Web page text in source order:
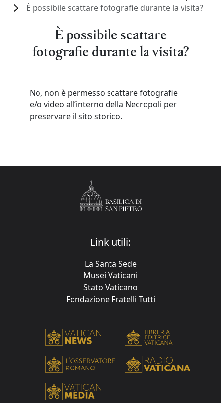
È possibile scattare fotografie durante la visita?
È possibile scattare
fotografie durante la visita?
No, non è permesso scattare fotografie
e/o video all’interno della Necropoli per
preservare il sito storico.
Link utili:
La Santa Sede
Musei Vaticani
Stato Vaticano
Fondazione Fratelli Tutti